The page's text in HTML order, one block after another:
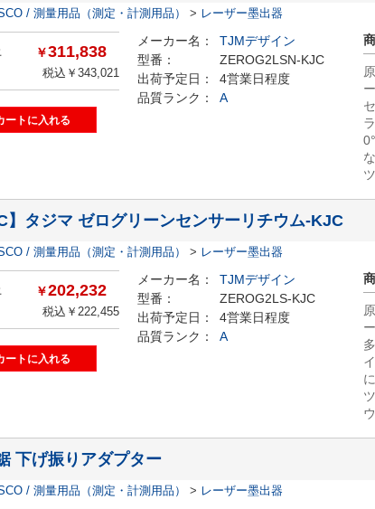
/ 測量用品（測定・計測用品） > レーザー墨出器
￥311,838
税込￥343,021
メーカー名：
TJMデザイン
型番：
ZEROG2LSN-KJC
出荷予定日：
4営業日程度
品質ランク：
A
】タジマ ゼログリーンセンサーリチウム-KJC
/ 測量用品（測定・計測用品） > レーザー墨出器
￥202,232
税込￥222,455
メーカー名：
TJMデザイン
型番：
ZEROG2LS-KJC
出荷予定日：
4営業日程度
品質ランク：
A
下げ振りアダプター
/ 測量用品（測定・計測用品） > レーザー墨出器